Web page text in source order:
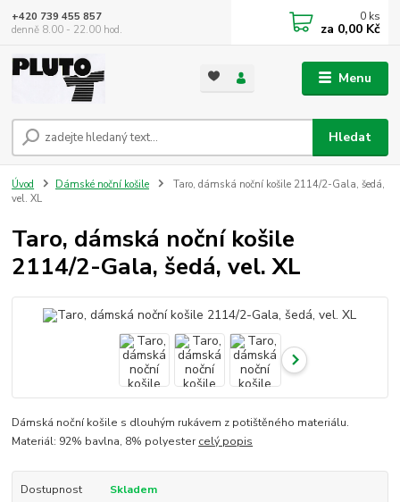
Menu
Hledat
+420 739 455 857
denně 8.00 - 22.00 hod.
0 ks
za 0,00 Kč
Úvod Dámské noční košile
Taro, dámská noční košile 2114/2-Gala, šedá,
vel. XL
Taro, dámská noční košile
2114/2-Gala, šedá, vel. XL
Dámská noční košile s dlouhým rukávem z potištěného materiálu.
Materiál: 92% bavlna, 8% polyestercelý popis
Dostupnost
Skladem